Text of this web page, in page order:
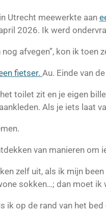
Utrecht meewerkte aan
2026. Ik werd
afvegen”, kon ik toen
fietser. Au. Einde van
toilet zit en je eigen
Als je iets laat
van manieren om
zelf uit, als ik mijn
sokken…; dan moet ik
ik op de rand van het